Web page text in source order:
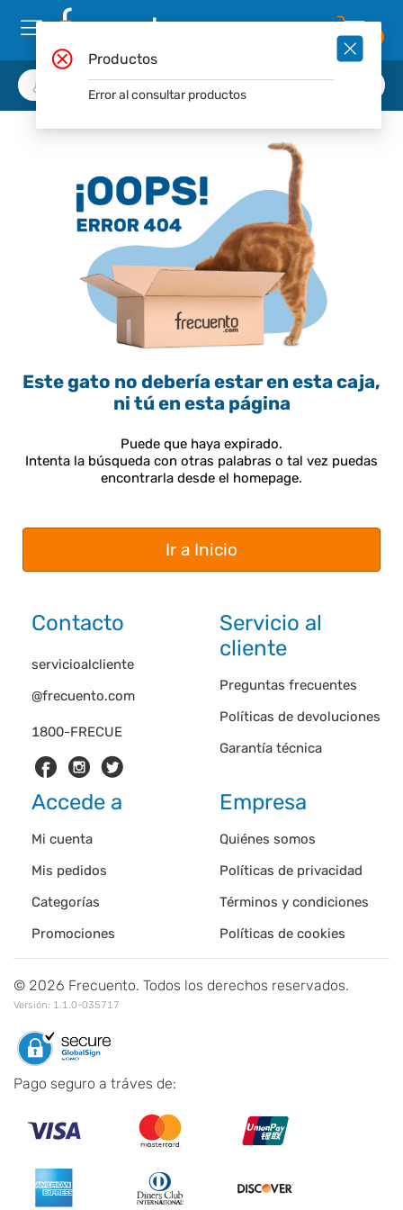
Este gato no debería estar en esta caja,
ni tú en esta página
Puede que haya expirado.
Intenta la búsqueda con otras palabras o tal vez puedas
encontrarla desde el homepage.
Ir a Inicio
Contacto
1800-FRECUE
servicioalcliente
@frecuento.com
Servicio al
cliente
Preguntas frecuentes
Políticas de devoluciones
Garantía técnica
Accede a
Mi cuenta
Mis pedidos
Categorías
Promociones
Empresa
Quiénes somos
Políticas de privacidad
Términos y condiciones
Políticas de cookies
© 2026 Frecuento. Todos los derechos reservados.
Versión: 1.1.0-035717
Pago seguro a tráves de:
Productos
Error al consultar productos